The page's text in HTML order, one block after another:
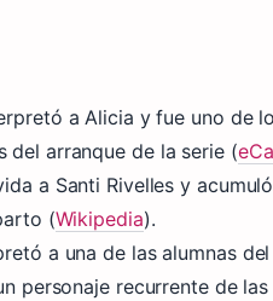
a Alicia y fue uno de
del arranque de la serie (
a Santi Rivelles y
(Wikipedia).
a una de las alumnas
personaje recurrente de